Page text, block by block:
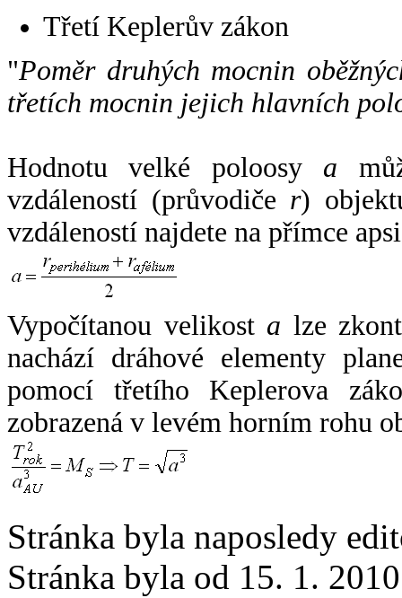
Třetí Keplerův zákon
"Poměr druhých mocnin
třetích mocnin jejich hlavních
Hodnotu velké poloosy a
vzdáleností (průvodiče r)
vzdáleností najdete na přímce
Vypočítanou velikost a lze
nachází dráhové elementy
pomocí třetího Keplerova
zobrazená v levém horním rohu
Stránka byla naposledy
Stránka byla od 15. 1.